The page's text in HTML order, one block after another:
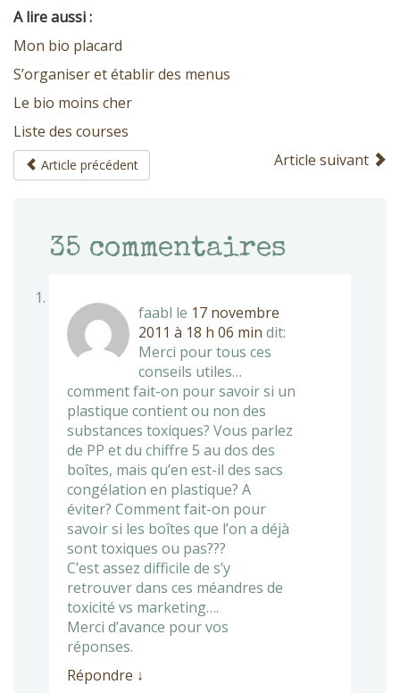
A lire aussi :
Mon bio placard
S’organiser et établir des menus
Le bio moins cher
Liste des courses
Article précédent Article suivant
35 commentaires
faabl le 17 novembre
2011 à 18 h 06 min dit:
Merci pour tous ces
conseils utiles…
comment fait-on pour savoir si un
plastique contient ou non des
substances toxiques? Vous parlez
de PP et du chiffre 5 au dos des
boîtes, mais qu’en est-il des sacs
congélation en plastique? A
éviter? Comment fait-on pour
savoir si les boîtes que l’on a déjà
sont toxiques ou pas???
C’est assez difficile de s’y
retrouver dans ces méandres de
toxicité vs marketing….
Merci d’avance pour vos
réponses.
Répondre ↓